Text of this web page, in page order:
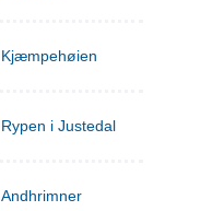
Kjæmpehøien
Rypen i Justedal
Andhrimner